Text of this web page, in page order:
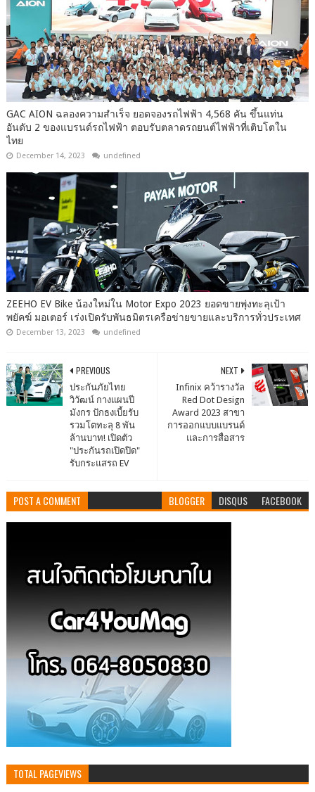
GAC AION ฉลองความสำเร็จ ยอดจองรถไฟฟ้า 4,568 คัน ขึ้นแท่น
อันดับ 2 ของแบรนด์รถไฟฟ้า ตอบรับตลาดรถยนต์ไฟฟ้าที่เติบโตใน
ไทย
December 14, 2023 undefined
ZEEHO EV Bike น้องใหม่ใน Motor Expo 2023 ยอดขายพุ่งทะลุเป้า
พยัคฆ์ มอเตอร์ เร่งเปิดรับพันธมิตรเครือข่ายขายและบริการทั่วประเทศ
December 13, 2023 undefined
NEXT
Infinix คว้ารางวัล
Red Dot Design
Award 2023 สาขา
การออกแบบแบรนด์
และการสื่อสาร
PREVIOUS
ประกันภัยไทย
วิวัฒน์ กางแผนปี
มังกร ปักธงเบี้ยรับ
รวมโตทะลุ 8 พัน
ล้านบาท! เปิดตัว
"ประกันรถเปิดปิด"
รับกระแสรถ EV
POST A COMMENT BLOGGER DISQUS FACEBOOK
TOTAL PAGEVIEWS